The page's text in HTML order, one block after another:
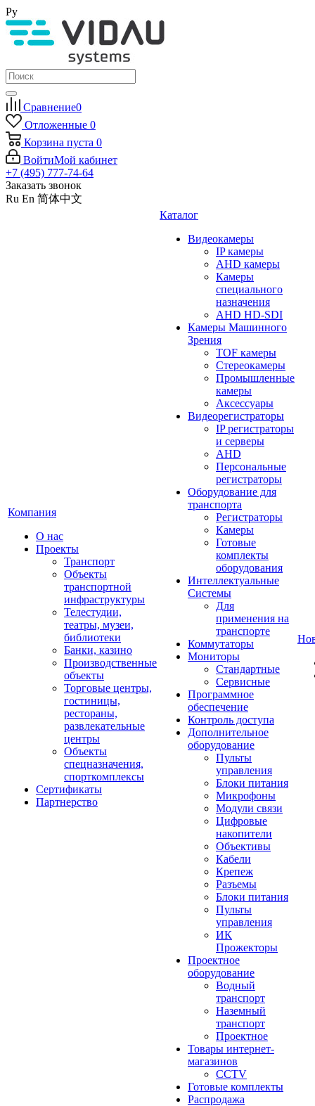
Ру
Сравнение0
Отложенные 0
Корзина пуста 0
ВойтиМой кабинет
+7 (495) 777-74-64
Заказать звонок
Ru En 简体中文
Компания
О нас
Проекты
Транспорт
Объекты
транспортной
инфраструктуры
Телестудии,
театры, музеи,
библиотеки
Банки, казино
Производственные
объекты
Торговые центры,
гостиницы,
рестораны,
развлекательные
центры
Объекты
спецназначения,
спорткомплексы
Сертификаты
Партнерство
Каталог
Видеокамеры
IP камеры
AHD камеры
Камеры
специального
назначения
AHD HD-SDI
Камеры Машинного
Зрения
TOF камеры
Стереокамеры
Промышленные
камеры
Аксессуары
Видеорегистраторы
IP регистраторы
и серверы
AHD
Персональные
регистраторы
Оборудование для
транспорта
Регистраторы
Камеры
Готовые
комплекты
оборудования
Интеллектуальные
Системы
Для
применения на
транспорте
Коммутаторы
Мониторы
Стандартные
Сервисные
Программное
обеспечение
Контроль доступа
Дополнительное
оборудование
Пульты
управления
Блоки питания
Микрофоны
Модули связи
Цифровые
накопители
Объективы
Кабели
Крепеж
Разъемы
Блоки питания
Пульты
управления
ИК
Прожекторы
Проектное
оборудование
Водный
транспорт
Наземный
транспорт
Проектное
Товары интернет-
магазинов
CCTV
Готовые комплекты
Распродажа